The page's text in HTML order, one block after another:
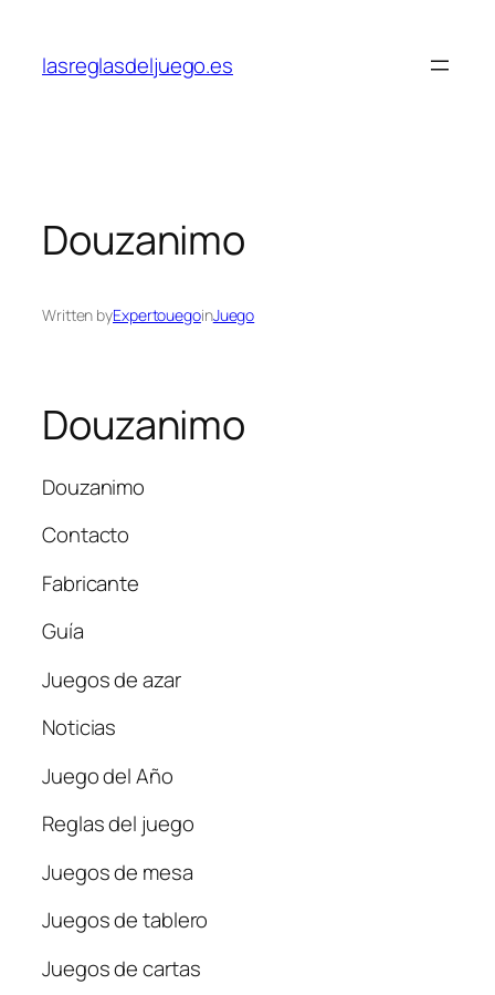
content
lasreglasdeljuego.es
Douzanimo
Written byExpertouegoinJuego
Douzanimo
Douzanimo
Contacto
Fabricante
Guía
Juegos de azar
Noticias
Juego del Año
Reglas del juego
Juegos de mesa
Juegos de tablero
Juegos de cartas